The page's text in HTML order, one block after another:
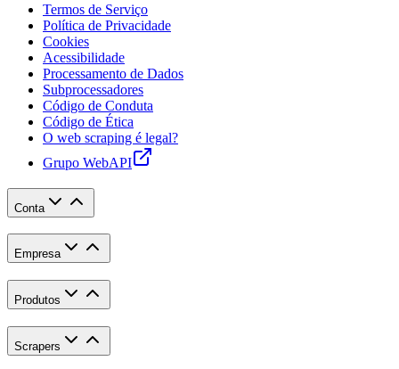
Termos de Serviço
Política de Privacidade
Cookies
Acessibilidade
Processamento de Dados
Subprocessadores
Código de Conduta
Código de Ética
O web scraping é legal?
Grupo WebAPI
Conta
Empresa
Produtos
Scrapers